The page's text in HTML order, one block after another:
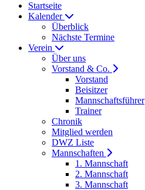
Startseite
Kalender
Überblick
Nächste Termine
Verein
Über uns
Vorstand & Co.
Vorstand
Beisitzer
Mannschaftsführer
Trainer
Chronik
Mitglied werden
DWZ Liste
Mannschaften
1. Mannschaft
2. Mannschaft
3. Mannschaft